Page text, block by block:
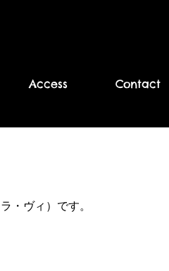
Access Contact
・ヴィ）です。